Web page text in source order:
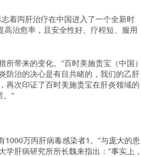
着丙肝治疗在中国进入了一个全新时
治愈率，且安全性好、疗程短、服用
带来的变化。”百时美施贵宝（中国）
防治的决心是有目共睹的，我们的乙肝
再次印证了百时美施贵宝在肝炎领域的
。”
万丙肝病毒感染者1。“与庞大的患
肝病研究所所长魏来指出：“事实上，